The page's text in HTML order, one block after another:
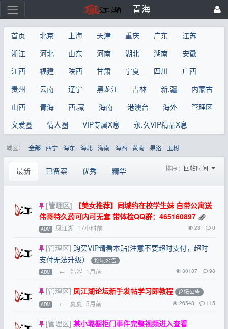
青海
首页 北京 上海 天津 重庆 广东
江苏
浙江
河北 山东 河南 湖北 湖南
安徽
江西
福建 陕西 甘肃 宁夏 四川
广西
贵州
云南 辽宁 黑龙江 吉林 新.疆
内蒙古
山西
青海 西.藏 海南 港澳台 海外
管理区
文爱圈
情人圈 VIP专属X息 永.久VIP精品X息
城区： 全部 西宁 海东 海北 海南 海西 黄南 果洛 玉树
最新 已备案 优秀 精华 排序： 回帖时间
[管理区]
【美女推荐】同城约在校学生妹 自带公寓送
伟哥特久药可内可无套 带体检QQ群：465160897
ADM 凤江湖 17小时前 23 0
[管理区] 购买VIP请看本贴(注意不要超时支付，超时
支付无法升级）
论坛公告
ADM ← 浩涩 1月前 30137 98
[管理区] 凤江湖论坛新手发帖学习即教程 论坛公告
ADM ← 夏夏 5月前 26543 115
[管理区] 某小璐橱柜门事件完整视频进入查看